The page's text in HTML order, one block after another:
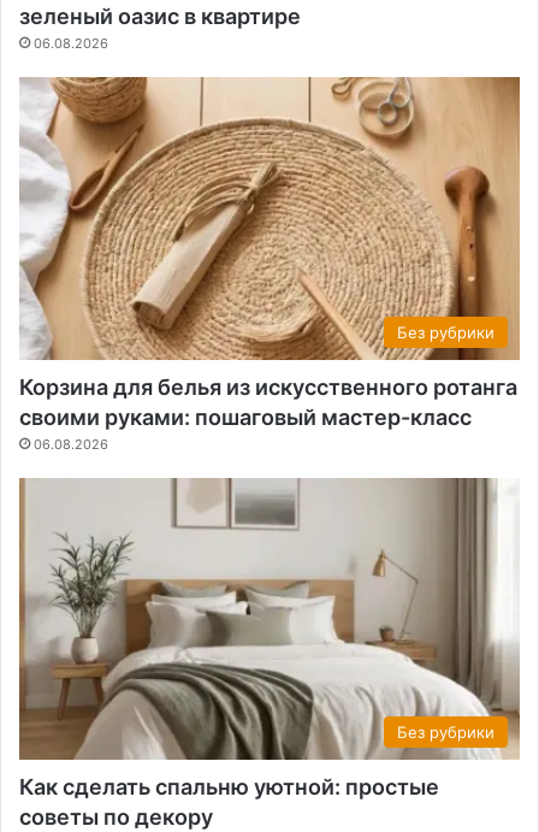
зеленый оазис в квартире
06.08.2026
Без рубрики
Корзина для белья из искусственного ротанга
своими руками: пошаговый мастер-класс
06.08.2026
Без рубрики
Как сделать спальню уютной: простые
советы по декору